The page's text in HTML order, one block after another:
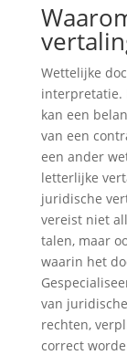
Wettelijke
interpretatie.
kan een
van een
een ander
letterlijke
juridische
vereist niet
talen, maar
waarin het
van
rechten,
correct